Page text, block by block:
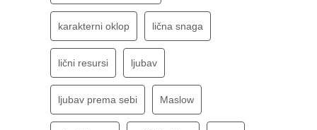
karakterni oklop lična snaga
lični resursi ljubav
ljubav prema sebi Maslow